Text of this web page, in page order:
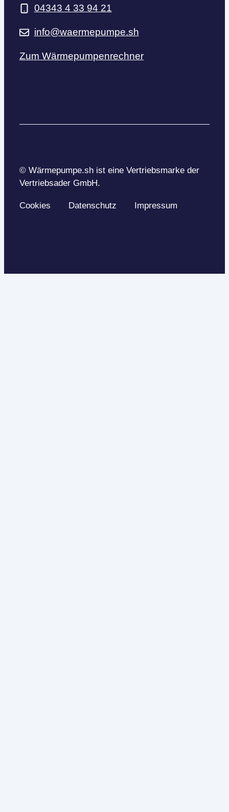
04343 4 33 94 21
info@waermepumpe.sh
Zum Wärmepumpenrechner
© Wärmepumpe.sh ist eine Vertriebsmarke der
Vertriebsader GmbH.
Cookies Datenschutz Impressum